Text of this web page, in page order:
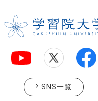
SNS一覧